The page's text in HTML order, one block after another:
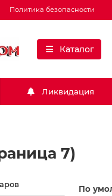
Политика безопасности
Каталог
Ликвидация
7)
По